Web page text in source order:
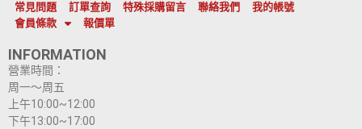
常見問題
訂單查詢 特殊採購留言 聯絡我們
我的帳號
會員條款
報價單
INFORMATION
營業時間：
周一～周五
上午10:00~12:00
下午13:00~17:00